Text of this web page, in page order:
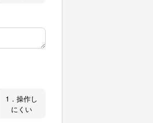
1．操作し
にくい